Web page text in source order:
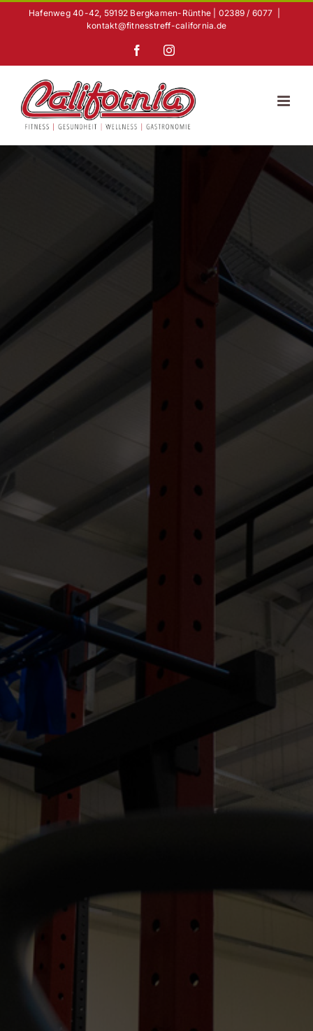
Hafenweg 40-42, 59192 Bergkamen-Rünthe | 02389 / 6077
kontakt@fitnesstreff-california.de
FacebookInstagram